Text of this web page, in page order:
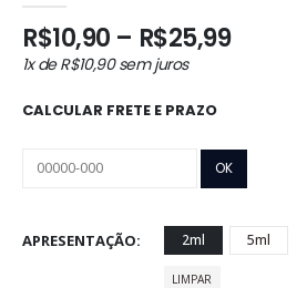
R$10,90 – R$25,99Faixa
R$25,99
1x deR$10,90sem juros
CALCULAR FRETE E PRAZO
APRESENTAÇÃO 2ml 5ml
LIMPAR